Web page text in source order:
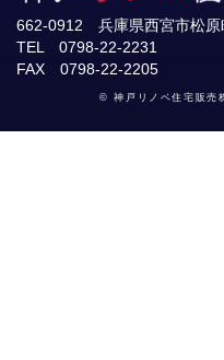
662-0912 兵庫県西宮市松原
TEL 0798-22-2231
FAX 0798-22-2205
© 神戸リノベ住宅販